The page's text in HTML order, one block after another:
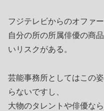
フジテレビからのオファ
自分の所の所属俳優の商
いリスクがある。
芸能事務所としてはこの
らないですし、
大物のタレントや俳優なら